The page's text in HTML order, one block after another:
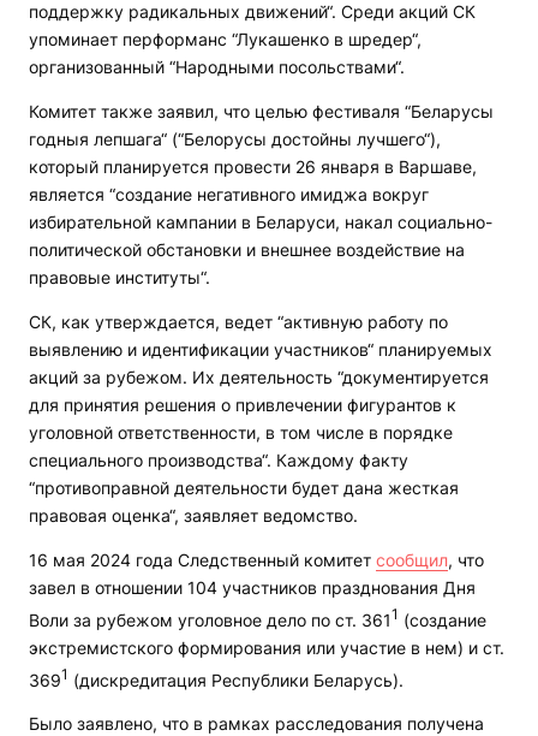
поддержку радикальных движений“. Среди акций СК
упоминает перформанс “Лукашенко в шредер“,
организованный “Народными посольствами“.
Комитет также заявил, что целью фестиваля “Беларусы
годныя лепшага“ (“Белорусы достойны лучшего“),
который планируется провести 26 января в Варшаве,
является “создание негативного имиджа вокруг
избирательной кампании в Беларуси, накал социально-
политической обстановки и внешнее воздействие на
правовые институты“.
СК, как утверждается, ведет “активную работу по
выявлению и идентификации участников“ планируемых
акций за рубежом. Их деятельность “документируется
для принятия решения о привлечении фигурантов к
уголовной ответственности, в том числе в порядке
специального производства“. Каждому факту
“противоправной деятельности будет дана жесткая
правовая оценка“, заявляет ведомство.
16 мая 2024 года Следственный комитет сообщил, что
завел в отношении 104 участников празднования Дня
Воли за рубежом уголовное дело по ст. 3611 (создание
экстремистского формирования или участие в нем) и ст.
3691 (дискредитация Республики Беларусь).
Было заявлено, что в рамках расследования получена